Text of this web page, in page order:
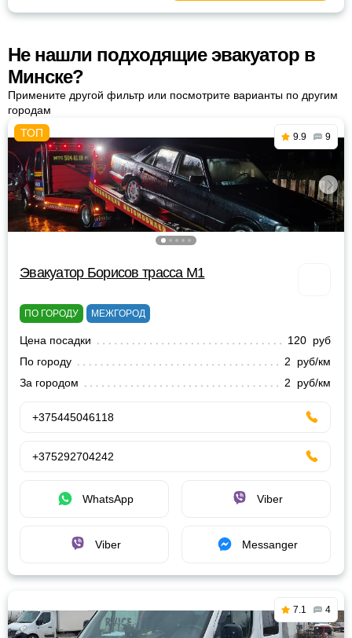
Не нашли подходящие эвакуатор в
Минске?
Примените другой фильтр или посмотрите варианты по другим
городам
9.9 9
Эвакуатор Борисов трасса М1
ПО ГОРОДУ МЕЖГОРОД
Цена посадки
120 руб
По городу
2 руб/км
За городом
2 руб/км
+375445046118
+375292704242
WhatsApp Viber
Viber Messanger
7.1 4